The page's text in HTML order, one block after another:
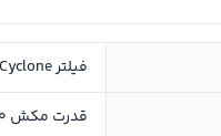
فیلتر EZClean Cyclone
قدرت مکش 460 وات